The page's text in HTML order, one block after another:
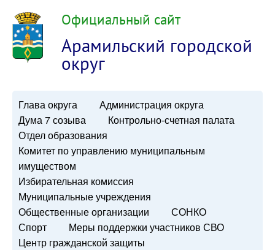
Официальный сайт
Арамильский городской
округ
Глава округа
Администрация округа
Дума 7 созыва
Контрольно-счетная палата
Отдел образования
Комитет по управлению муниципальным
имуществом
Избирательная комиссия
Муниципальные учреждения
Общественные организации
СОНКО
Спорт
Меры поддержки участников СВО
Центр гражданской защиты